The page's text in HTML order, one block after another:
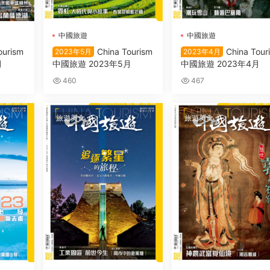
中國旅遊
2023年5月
China Tourism
中國旅遊 2023年5月
460
中國旅遊
2023年4月
China
中國旅遊 2023年4月
467
旅遊美食 旅遊美食